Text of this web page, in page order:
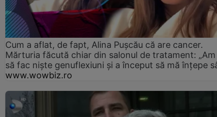
Cum a aflat, de fapt, Alina Pușcău că are cancer.
Mărturia făcută chiar din salonul de tratament:
să fac niște genuflexiuni și a început să mă înțepe
www.wowbiz.ro